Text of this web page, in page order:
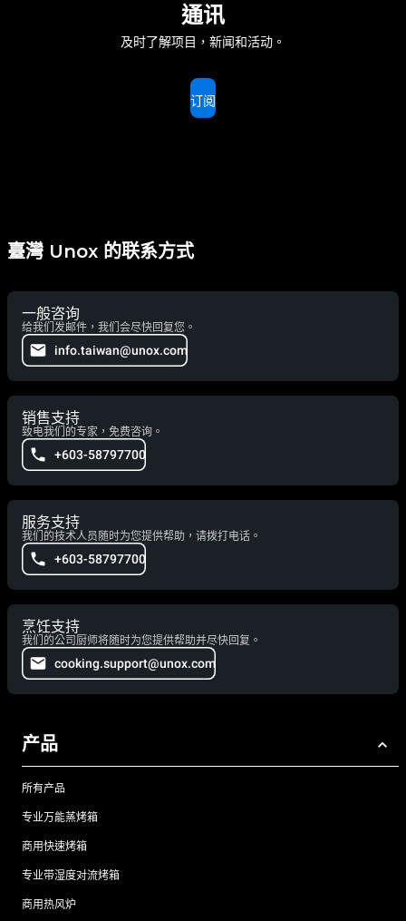
通讯
及时了解项目，新闻和活动。
订阅
臺灣 Unox 的联系方式
一般咨询
给我们发邮件，我们会尽快回复您。
info.taiwan@unox.com
销售支持
致电我们的专家，免费咨询。
+603-58797700
服务支持
我们的技术人员随时为您提供帮助，请拨打电话。
+603-58797700
烹饪支持
我们的公司厨师将随时为您提供帮助并尽快回复。
cooking.support@unox.com
产品
所有产品
专业万能蒸烤箱
商用快速烤箱
专业带湿度对流烤箱
商用热风炉